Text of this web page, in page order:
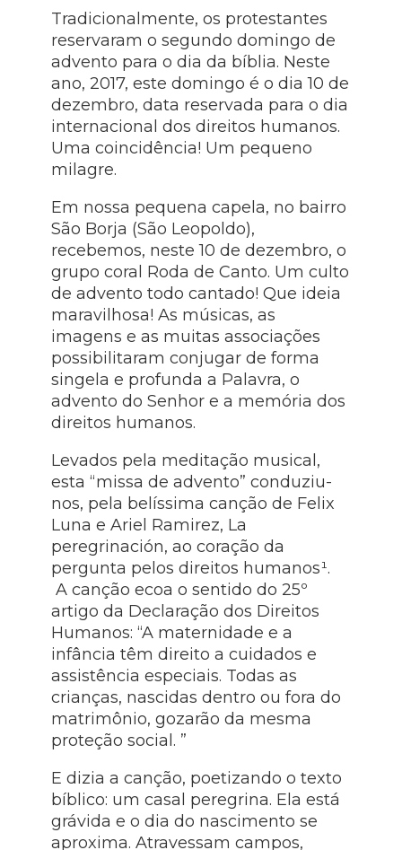
Tradicionalmente, os protestantes
reservaram o segundo domingo de
advento para o dia da bíblia. Neste
ano, 2017, este domingo é o dia 10 de
dezembro, data reservada para o dia
internacional dos direitos humanos.
Uma coincidência! Um pequeno
milagre.
Em nossa pequena capela, no bairro
São Borja (São Leopoldo),
recebemos, neste 10 de dezembro, o
grupo coral Roda de Canto. Um culto
de advento todo cantado! Que ideia
maravilhosa! As músicas, as
imagens e as muitas associações
possibilitaram conjugar de forma
singela e profunda a Palavra, o
advento do Senhor e a memória dos
direitos humanos.
Levados pela meditação musical,
esta “missa de advento” conduziu-
nos, pela belíssima canção de Felix
Luna e Ariel Ramirez, La
peregrinación, ao coração da
pergunta pelos direitos humanos¹.
A canção ecoa o sentido do 25º
artigo da Declaração dos Direitos
Humanos: “A maternidade e a
infância têm direito a cuidados e
assistência especiais. Todas as
crianças, nascidas dentro ou fora do
matrimônio, gozarão da mesma
proteção social. ”
E dizia a canção, poetizando o texto
bíblico: um casal peregrina. Ela está
grávida e o dia do nascimento se
aproxima. Atravessam campos,